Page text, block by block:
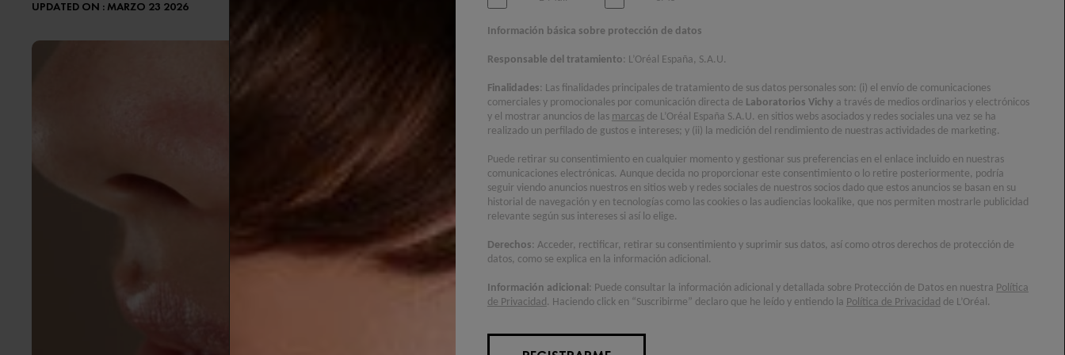
UPDATED ON : MARZO 23 2026
Información básica sobre protección de datos
Responsable del tratamiento: L’Oréal España, S.A.U.
Finalidades: Las finalidades principales de tratamiento de sus datos personales son: (i) el envío de comunicaciones
comerciales y promocionales por comunicación directa de Laboratorios Vichy a través de medios ordinarios y electrónicos
y el mostrar anuncios de las marcasde L’Oréal España S.A.U. en sitios webs asociados y redes sociales una vez se ha
realizado un perfilado de gustos e intereses; y (ii) la medición del rendimiento de nuestras actividades de marketing.
Puede retirar su consentimiento en cualquier momento y gestionar sus preferencias en el enlace incluido en nuestras
comunicaciones electrónicas. Aunque decida no proporcionar este consentimiento o lo retire posteriormente, podría
seguir viendo anuncios nuestros en sitios web y redes sociales de nuestros socios dado que estos anuncios se basan en su
historial de navegación y en tecnologías como las cookies o las audiencias lookalike, que nos permiten mostrarle publicidad
relevante según sus intereses si así lo elige.
Derechos: Acceder, rectificar, retirar su consentimiento y suprimir sus datos, así como otros derechos de protección de
datos, como se explica en la información adicional.
Información adicional : Puede consultar la información adicional y detallada sobre Protección de Datos en nuestra Política
de Privacidad . Haciendo click en “Suscribirme” declaro que he leído y entiendo la Política de Privacidad de L’Oréal.